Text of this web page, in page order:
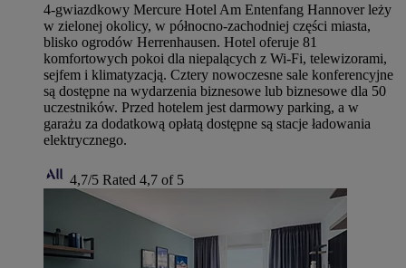
4-gwiazdkowy Mercure Hotel Am Entenfang Hannover leży
w zielonej okolicy, w północno-zachodniej części miasta,
blisko ogrodów Herrenhausen. Hotel oferuje 81
komfortowych pokoi dla niepalących z Wi‑Fi, telewizorami,
sejfem i klimatyzacją. Cztery nowoczesne sale konferencyjne
są dostępne na wydarzenia biznesowe lub biznesowe dla 50
uczestników. Przed hotelem jest darmowy parking, a w
garażu za dodatkową opłatą dostępne są stacje ładowania
elektrycznego.
4,7/5 Rated 4,7 of 5